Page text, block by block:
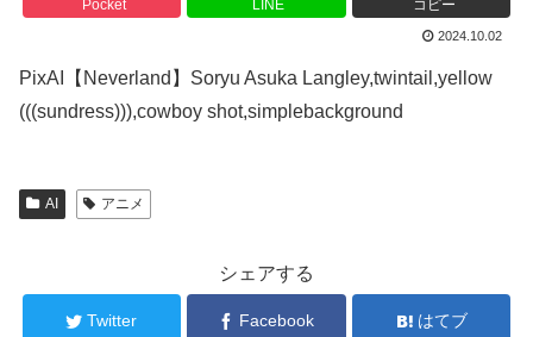
Pocket LINE コピー
2024.10.02
PixAI【Neverland】Soryu Asuka Langley,twintail,yellow
(((sundress))),cowboy shot,simplebackground
AI アニメ
シェアする
Twitter Facebook はてブ